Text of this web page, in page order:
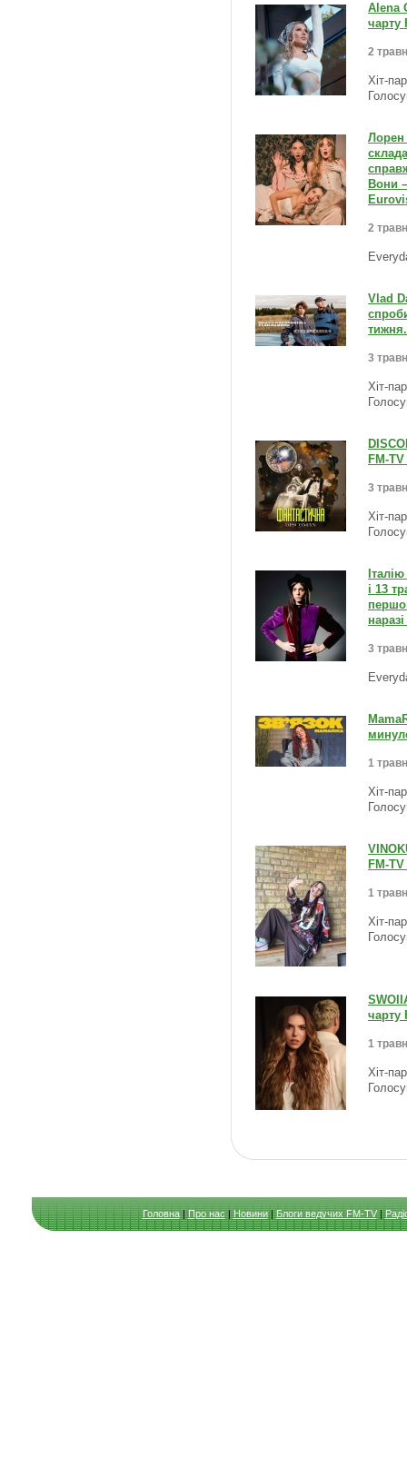
Alena
чарту
2
Хіт-
Лорен
Вони
2
Vlad
3
Хіт-
FM-
3
Хіт-
і 13
3
1
Хіт-
FM-
1
Хіт-
чарту
1
Хіт-
Головна|Про нас|Новини|Блоги ведучих FM-TV|